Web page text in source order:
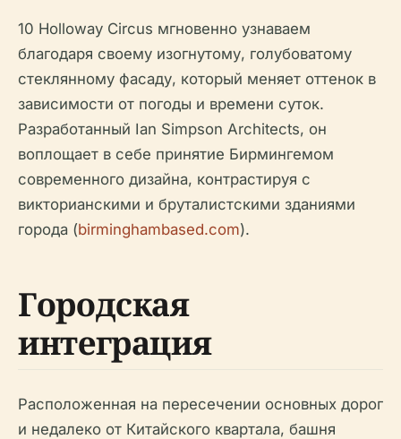
10 Holloway Circus мгновенно узнаваем
благодаря своему изогнутому, голубоватому
стеклянному фасаду, который меняет оттенок в
зависимости от погоды и времени суток.
Разработанный Ian Simpson Architects, он
воплощает в себе принятие Бирмингемом
современного дизайна, контрастируя с
викторианскими и бруталистскими зданиями
города (birminghambased.com).
Городская
интеграция
Расположенная на пересечении основных дорог
и недалеко от Китайского квартала, башня